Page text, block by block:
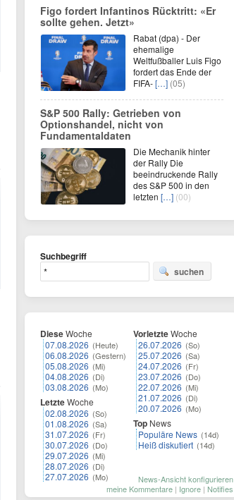
Figo fordert Infantinos Rücktritt: «Er
sollte gehen. Jetzt»
Rabat (dpa) - Der
ehemalige
Weltfußballer Luis Figo
fordert das Ende der
FIFA-[…] (05)
S&P 500 Rally: Getrieben von
Optionshandel, nicht von
Fundamentaldaten
Die Mechanik hinter
der Rally Die
beeindruckende Rally
des S&P 500 in den
letzten […] (00)
Suchbegriff
suchen
DieseWoche
07.08.2026 (Heute)
06.08.2026 (Gestern)
05.08.2026 (Mi)
04.08.2026 (Di)
03.08.2026 (Mo)
LetzteWoche
02.08.2026 (So)
01.08.2026 (Sa)
31.07.2026 (Fr)
30.07.2026 (Do)
29.07.2026 (Mi)
28.07.2026 (Di)
27.07.2026 (Mo)
VorletzteWoche
26.07.2026 (So)
25.07.2026 (Sa)
24.07.2026 (Fr)
23.07.2026 (Do)
22.07.2026 (Mi)
21.07.2026 (Di)
20.07.2026 (Mo)
Top News
Populäre News (14d)
Heiß diskutiert (14d)
News-Ansicht konfigurieren
meine Kommentare | Ignore | Notifies